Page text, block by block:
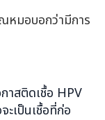
หมอบอกว่ามีการ
าสติดเชื้อ HPV
เป็นเชื้อที่ก่อ